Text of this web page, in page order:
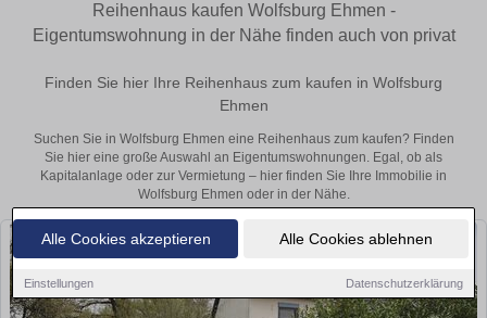
Alle Cookies akzeptieren Alle Cookies ablehnen
Einstellungen Datenschutzerklärung
Reihenhaus kaufen Wolfsburg Ehmen -
Eigentumswohnung in der Nähe finden auch von privat
Finden Sie hier Ihre Reihenhaus zum kaufen in Wolfsburg
Ehmen
Suchen Sie in Wolfsburg Ehmen eine Reihenhaus zum kaufen? Finden
Sie hier eine große Auswahl an Eigentumswohnungen. Egal, ob als
Kapitalanlage oder zur Vermietung – hier finden Sie Ihre Immobilie in
Wolfsburg Ehmen oder in der Nähe.